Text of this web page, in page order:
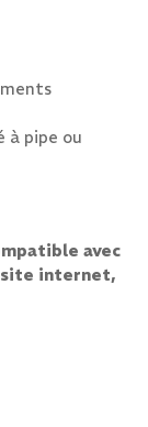
à pipe ou
avec
site internet,